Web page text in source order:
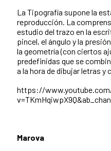
La Tipografía supone la
reproducción. La
estudio del trazo en la
pincel, el ángulo y la
la geometría (con ciertos
predefinidas que se
a la hora de dibujar letras y
https://
Marova